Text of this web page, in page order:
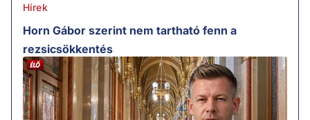
Hírek
Horn Gábor szerint nem tartható fenn a
rezsicsökkentés